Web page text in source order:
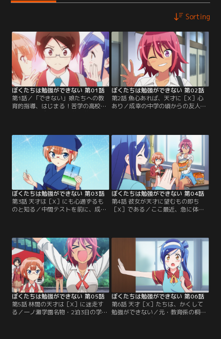
Sorting
ぼくたちは勉強ができない 第01話
第1話／「できない」娘たちへの教
育的指導、はじまる！苦学の高校3
年生・唯我成幸は、大学の学費が免
ちの教育係となることに。指導する
相手は「文学の森の眠り姫」古橋文
乃、「機械仕掛けの親指姫」緒方理
珠といった学園きっての天才美少女
たち！完全無欠の学力と思われた彼
女たちだが…。【提供：バンダイチ
ャンネル】
ぼくたちは勉強ができない 第02話
第2話 魚心あれば、天才に［X］心
あり／成幸の中学の頃からの友人
いておらず推薦自体が危ぶまれる状
態！成幸は学園長に命じられ、うる
かの勉強も見ることに。勉強を嫌が
るうるかだが、成幸が教育係と聞い
て急に張り切り出す！実はうるかは
中学時代から…。【提供：バンダイ
チャンネル】
ぼくたちは勉強ができない 第03話
第3話 天才は［X］にも心通ずるも
のと知る／中間テストを前に、成幸
成幸に続けて欲しい文乃たちは、テ
スト勉強にさらに意欲を高める！後
日、成幸は理珠に頼まれて彼女の家
が経営する「緒方うどん」を訪れ
る。店を離れることができない理珠
の勉強を見るためだ。【提供：バン
ダイチャンネル】
ぼくたちは勉強ができない 第04話
第4話 彼女が天才に望むもの即ち
［X］である／ここ最近、急に体重
学校には太る要因がいっぱい。空腹
をこらえる姿を心配する成幸に、文
乃は「触って確かめて」とお腹を差
し出して…！？そんな中、自習中の
理珠の前に現れた白衣の女生徒。
【提供：バンダイチャンネル】
ぼくたちは勉強ができない 第05話
第5話 林間の天才は［X］に迷走す
る／一ノ瀬学園名物・2泊3日の学習
ぼくたちは勉強ができない 第06話
第6話 天才［X］たちは、かくして
勉強ができない／元・教育係の桐須
真冬先生に呼び出された成幸は、合